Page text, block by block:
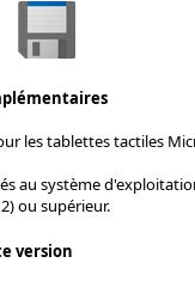
les tablettes tactiles
au système
ou supérieur.
version